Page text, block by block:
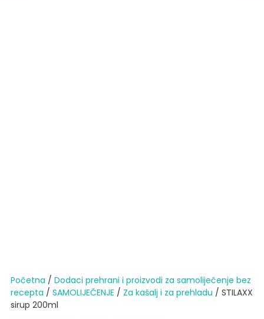
Početna / Dodaci prehrani i proizvodi za samoliječenje bez
recepta / SAMOLIJEČENJE / Za kašalj i za prehladu / STILAXX
sirup 200ml